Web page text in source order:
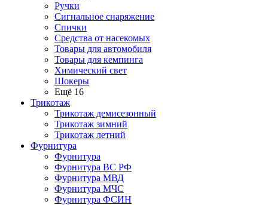
Ручки
Сигнальное снаряжение
Спички
Средства от насекомых
Товары для автомобиля
Товары для кемпинга
Химический свет
Шокеры
Ещё 16
Трикотаж
Трикотаж демисезонный
Трикотаж зимний
Трикотаж летний
Фурнитура
Фурнитура
Фурнитура ВС РФ
Фурнитура МВД
Фурнитура МЧС
Фурнитура ФСИН